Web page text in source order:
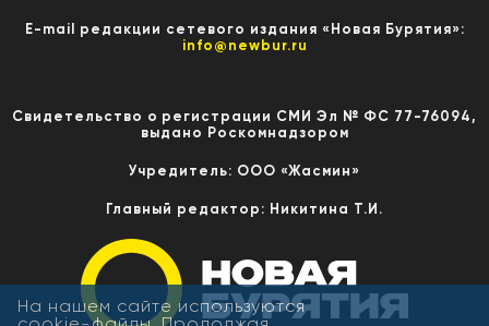
E-mail редакции сетевого издания «Новая Бурятия»:
info@newbur.ru
Свидетельство о регистрации СМИ Эл № ФС 77-76094,
выдано Роскомнадзором
Учредитель: ООО «Жасмин»
Главный редактор: Никитина Т.И.
На нашем сайте используются